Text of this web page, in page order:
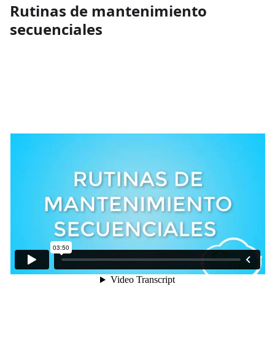
Rutinas de mantenimiento
secuenciales